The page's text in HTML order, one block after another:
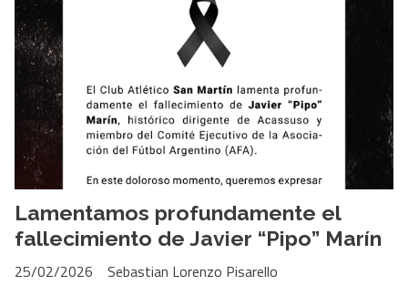
Lamentamos profundamente el
fallecimiento de Javier “Pipo” Marín
Sebastian Lorenzo Pisarello
25/02/2026